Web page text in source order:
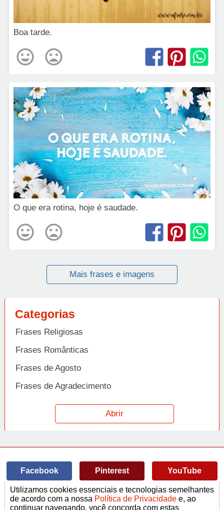
Boa tarde.
O que era rotina, hoje é saudade.
Mais frases e imagens
Categorias
Frases Religiosas
Frases Românticas
Frases de Agosto
Frases de Agradecimento
Frases de Amizade
Frases de Amor
Frases de Arrependimento
Frases de Atitude
Abrir
Facebook Pinterest YouTube
© Copyright 2014-2022A Frase.
Utilizamos cookies essenciais e tecnologias semelhantes
de acordo com a nossa Política de Privacidade e, ao
continuar navegando, você concorda com estas